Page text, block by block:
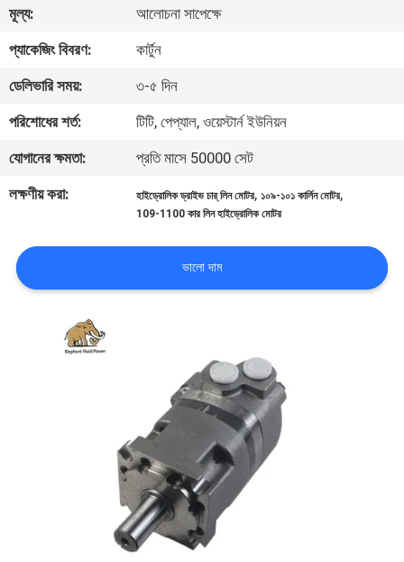
মান
নিয়ন্ত্রণ
যোগাযোগ
করুন
খবর
কেস
মূল্য:
আলোচনা সাপেক্ষে
প্যাকেজিং বিবরণ:
কার্টুন
ডেলিভারি সময়:
৩-৫ দিন
পরিশোধের শর্ত:
টিটি, পেপ্যাল, ওয়েস্টার্ন ইউনিয়ন
যোগানের ক্ষমতা:
প্রতি মাসে 50000 সেট
লক্ষণীয় করা:
হাইড্রোলিক ড্রাইভ চার্ লিন মোটর, ১০৯-১০১ কার্লিন মোটর,
109-1100 কার লিন হাইড্রোলিক মোটর
ভালো দাম